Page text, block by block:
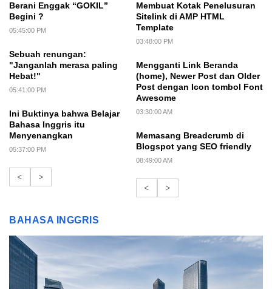
Berani Enggak “GOKIL”
Begini ?
05:45:00 PM
Sebuah renungan:
"Janganlah merasa paling
Hebat!"
05:41:00 PM
Ini Buktinya bahwa Belajar
Bahasa Inggris itu
Menyenangkan
05:37:00 PM
< >
Membuat Kotak Penelusuran
Sitelink di AMP HTML
Template
03:48:00 PM
Mengganti Link Beranda
(home), Newer Post dan Older
Post dengan Icon tombol Font
Awesome
03:30:00 AM
Memasang Breadcrumb di
Blogspot yang SEO friendly
08:49:00 AM
< >
BAHASA INGGRIS